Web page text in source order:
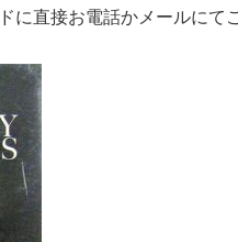
に直接お電話かメールにて